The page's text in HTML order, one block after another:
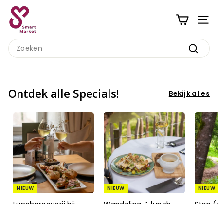
naar
inhoud
S
m
a
r
a
e
Search
Ontdek alle Specials! Bekijk alles
NIEUW NIEUW NIEUW